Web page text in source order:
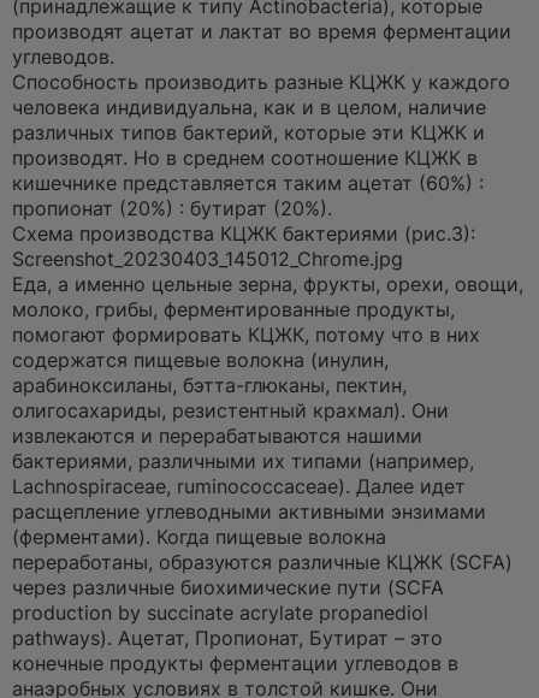
(принадлежащие к типу Actinobacteria), которые
производят ацетат и лактат во время ферментации
углеводов.
Способность производить разные КЦЖК у каждого
человека индивидуальна, как и в целом, наличие
различных типов бактерий, которые эти КЦЖК и
производят. Но в среднем соотношение КЦЖК в
кишечнике представляется таким ацетат (60%) :
пропионат (20%) : бутират (20%).
Схема производства КЦЖК бактериями (рис.3):
Screenshot_20230403_145012_Chrome.jpg
Еда, а именно цельные зерна, фрукты, орехи, овощи,
молоко, грибы, ферментированные продукты,
помогают формировать КЦЖК, потому что в них
содержатся пищевые волокна (инулин,
арабиноксиланы, бэтта-глюканы, пектин,
олигосахариды, резистентный крахмал). Они
извлекаются и перерабатываются нашими
бактериями, различными их типами (например,
Lachnospiraceae, ruminococcaceae). Далее идет
расщепление углеводными активными энзимами
(ферментами). Когда пищевые волокна
переработаны, образуются различные КЦЖК (SCFA)
через различные биохимические пути (SCFA
production by succinate acrylate propanediol
pathways). Ацетат, Пропионат, Бутират – это
конечные продукты ферментации углеводов в
анаэробных условиях в толстой кишке. Они